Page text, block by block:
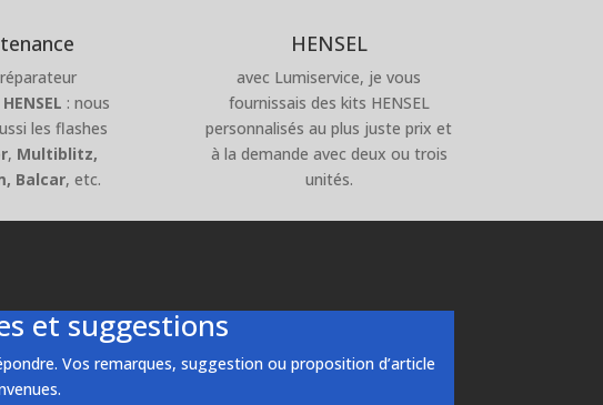
HENSEL : nous
les flashes
, Multiblitz,
Balcar, etc.
HENSEL
avec Lumiservice, je vous
fournissais des kits HENSEL
personnalisés au plus juste prix et
à la demande avec deux ou trois
unités.
et suggestions
Vos remarques, suggestion ou proposition d’article